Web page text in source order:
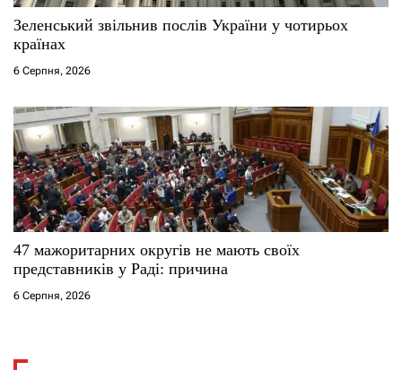
Зеленський звільнив послів України у чотирьох
країнах
6 Серпня, 2026
47 мажоритарних округів не мають своїх
представників у Раді: причина
6 Серпня, 2026